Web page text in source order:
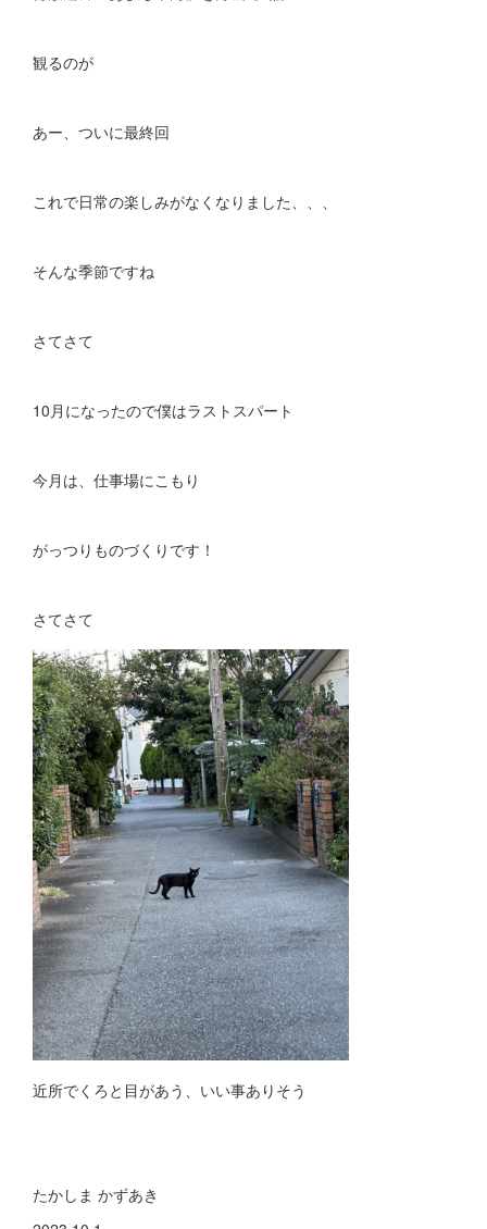
観るのが
あー、ついに最終回
これで日常の楽しみがなくなりました、、、
そんな季節ですね
さてさて
10月になったので僕はラストスパート
今月は、仕事場にこもり
がっつりものづくりです！
さてさて
近所でくろと目があう、いい事ありそう
たかしま かずあき